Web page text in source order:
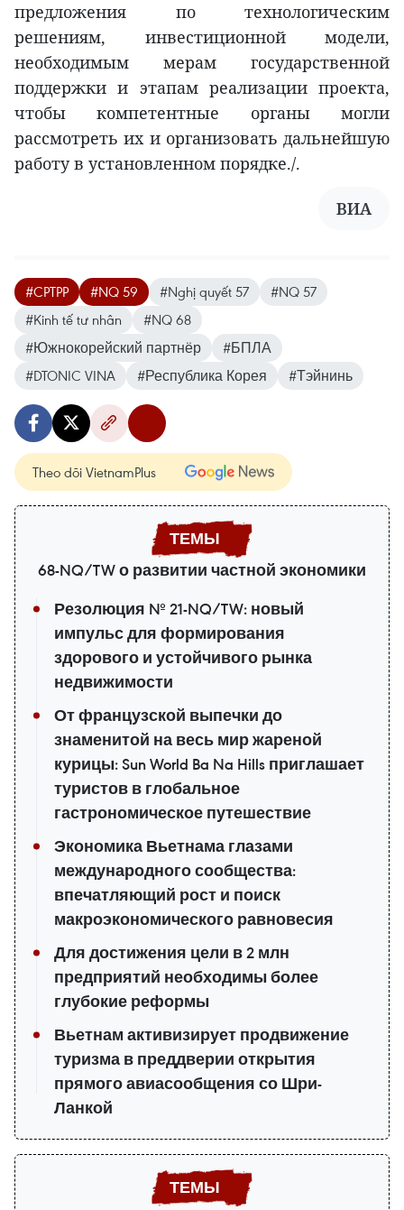
предложения по технологическим
решениям, инвестиционной модели,
необходимым мерам государственной
поддержки и этапам реализации проекта,
чтобы компетентные органы могли
рассмотреть их и организовать дальнейшую
работу в установленном порядке./.
ВИА
#CPTPP #NQ 59 #Nghị quyết 57
#NQ 57
#Kinh tế tư nhân
#NQ 68
#Южнокорейский партнёр
#БПЛА
#DTONIC VINA
#Республика Корея #Тэйнинь
Theo dõi VietnamPlus
68-NQ/TW о развитии частной экономики
Резолюция № 21-NQ/TW: новый
импульс для формирования
здорового и устойчивого рынка
недвижимости
От французской выпечки до
знаменитой на весь мир жареной
курицы: Sun World Ba Na Hills приглашает
туристов в глобальное
гастрономическое путешествие
Экономика Вьетнама глазами
международного сообщества:
впечатляющий рост и поиск
макроэкономического равновесия
Для достижения цели в 2 млн
предприятий необходимы более
глубокие реформы
Вьетнам активизирует продвижение
туризма в преддверии открытия
прямого авиасообщения со Шри-
Ланкой